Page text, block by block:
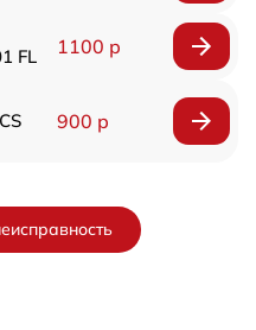
FL
1100 р
900 р